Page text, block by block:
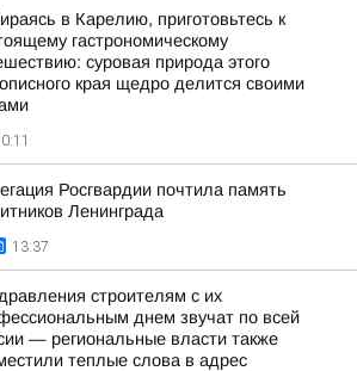
в Карелию, приготовьтесь к
гастрономическому
суровая природа этого
края щедро делится своими
Росгвардии почтила память
Ленинграда
13:37
строителям с их
днем звучат по всей
— региональные власти также
теплые слова в адрес